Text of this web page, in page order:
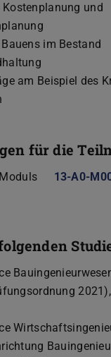
und
im Bestand
am Beispiel des
für die
13-A0-